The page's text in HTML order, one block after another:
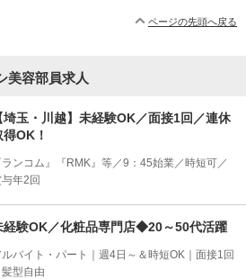
ページの先頭へ戻る
美容部員求人
埼玉・川越】未経験OK／面接1回／連休
得OK！
ランコム』『RMK』等／9：45始業／時短可／
年2回
経験OK／化粧品専門店◆20～50代活躍
ルバイト・パート｜週4日～＆時短OK｜面接1回
髪型自由